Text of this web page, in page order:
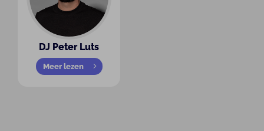
DJ Peter Luts
Meer lezen